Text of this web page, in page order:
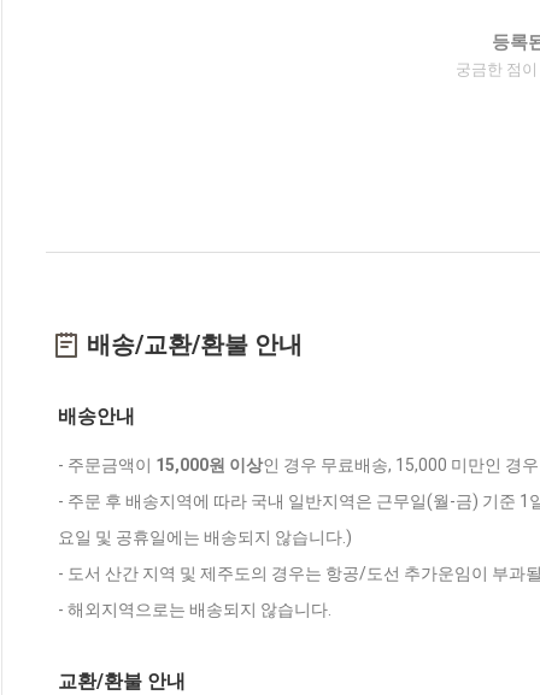
등록
궁금한 점
배송/교환/환불 안내
배송안내
- 주문금액이 15,000원 이상인 경우 무료배송, 15,000 미만인 경
- 주문 후 배송지역에 따라 국내 일반지역은 근무일(월-금) 기준
요일 및 공휴일에는 배송되지 않습니다.)
- 도서 산간 지역 및 제주도의 경우는 항공/도선 추가운임이 부과
- 해외지역으로는 배송되지 않습니다.
교환/환불 안내